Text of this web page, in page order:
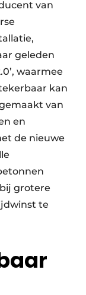
van
geleden
waarmee
kan
van
en
de nieuwe
grotere
te